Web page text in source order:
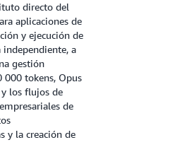
directo del
aplicaciones de
y ejecución de
a
gestión
000 tokens, Opus
los flujos de
de
y la creación de